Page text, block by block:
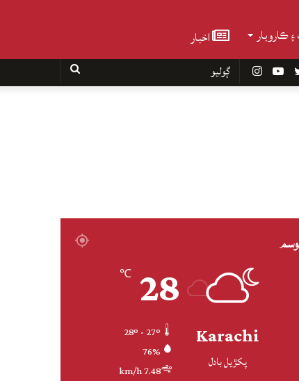
ڪاروبار اخبار
InstagramYouTube Twitter
Karachi
پکڙيل بادل
28
℃
76%
7.48 km/h